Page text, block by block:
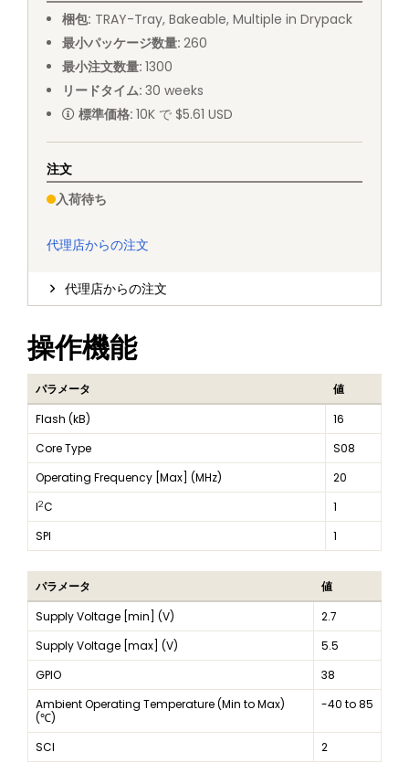
梱包: TRAY-Tray, Bakeable, Multiple in Drypack
最小パッケージ数量: 260
最小注文数量: 1300
リードタイム: 30 weeks
標準価格: 10K で $5.61 USD
注文
入荷待ち
代理店からの注文
代理店からの注文
操作機能
パラメータ
値
Flash (kB)
16
Core Type
S08
Operating Frequency [Max] (MHz)
20
I2C
1
SPI
1
パラメータ
値
Supply Voltage [min] (V)
2.7
Supply Voltage [max] (V)
5.5
GPIO
38
Ambient Operating Temperature (Min to Max)
(℃)
-40 to 85
SCI 2